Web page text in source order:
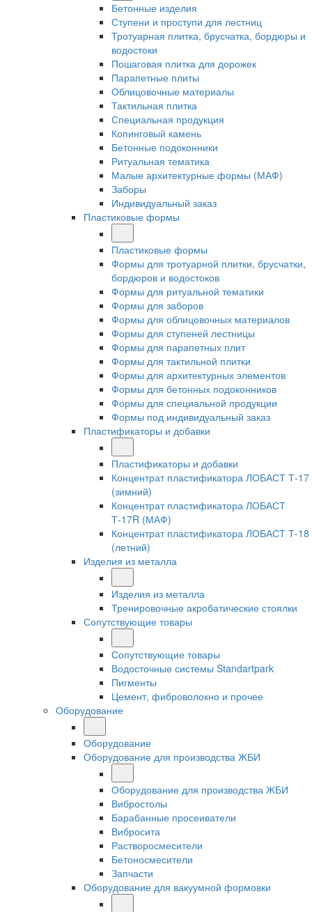
Бетонные изделия
Ступени и проступи для лестниц
Тротуарная плитка, брусчатка, бордюры и
водостоки
Пошаговая плитка для дорожек
Парапетные плиты
Облицовочные материалы
Тактильная плитка
Специальная продукция
Копинговый камень
Бетонные подоконники
Ритуальная тематика
Малые архитектурные формы (МАФ)
Заборы
Индивидуальный заказ
Пластиковые формы
Пластиковые формы
Формы для тротуарной плитки, брусчатки,
бордюров и водостоков
Формы для ритуальной тематики
Формы для заборов
Формы для облицовочных материалов
Формы для ступеней лестницы
Формы для парапетных плит
Формы для тактильной плитки
Формы для архитектурных элементов
Формы для бетонных подоконников
Формы для специальной продукции
Формы под индивидуальный заказ
Пластификаторы и добавки
Пластификаторы и добавки
Концентрат пластификатора ЛОБАСТ Т-17
(зимний)
Концентрат пластификатора ЛОБАСТ
Т-17R (МАФ)
Концентрат пластификатора ЛОБАСТ Т-18
(летний)
Изделия из металла
Изделия из металла
Тренировочные акробатические стоялки
Сопутствующие товары
Сопутствующие товары
Водосточные системы Standartpark
Пигменты
Цемент, фиброволокно и прочее
Оборудование
Оборудование
Оборудование для производства ЖБИ
Оборудование для производства ЖБИ
Вибростолы
Барабанные просеиватели
Вибросита
Растворосмесители
Бетоносмесители
Запчасти
Оборудование для вакуумной формовки